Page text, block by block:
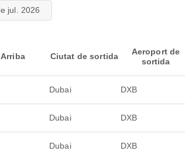
jul. 2026
Arriba Ciutat de sortida
Aeroport de
sortida
Dubai DXB
Dubai DXB
Dubai DXB